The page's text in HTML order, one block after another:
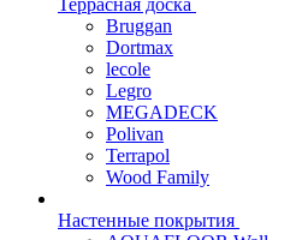
Террасная доска
Bruggan
Dortmax
lecole
Legro
MEGADECK
Polivan
Terrapol
Wood Family
Настенные покрытия